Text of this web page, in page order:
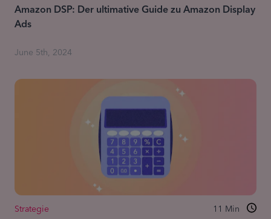
Amazon DSP: Der ultimative Guide zu Amazon Display
Ads
June 5th, 2024
Strategie 11 Min